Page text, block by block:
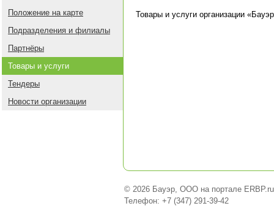
Положение на карте
Подразделения и филиалы
Партнёры
Товары и услуги
Тендеры
Новости организации
Товары и услуги организации «Бауэр
© 2026 Бауэр, ООО на портале ERBP.ru
Телефон: +7 (347) 291-39-42